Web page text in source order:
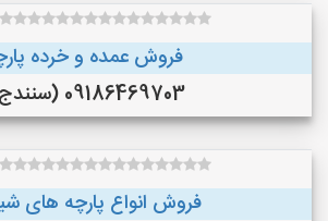
فروش عمده و خرده
09186469703 (سنندج )
فروش انواع پارچه های